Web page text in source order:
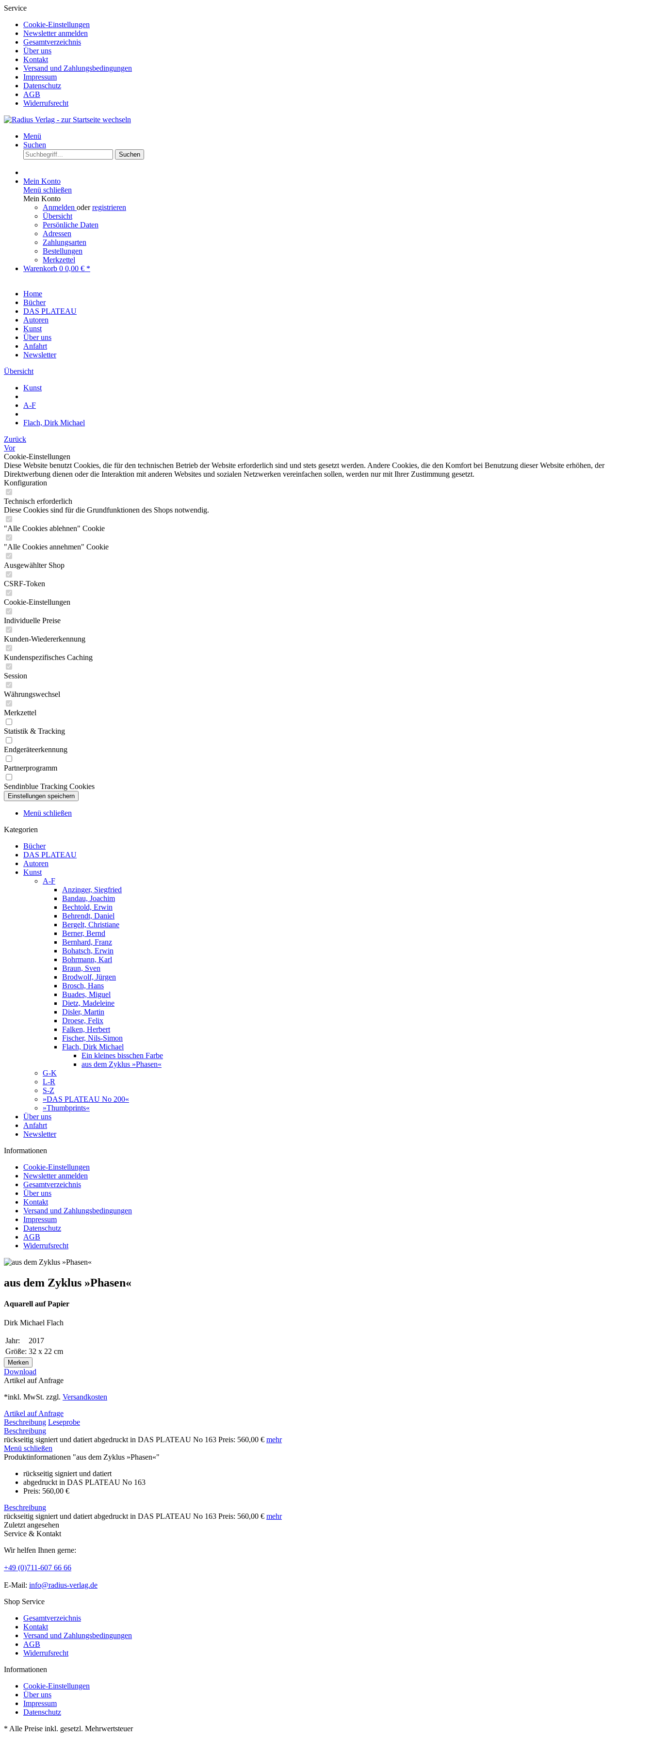
Service
Cookie-Einstellungen
Newsletter anmelden
Gesamtverzeichnis
Über uns
Kontakt
Versand und Zahlungsbedingungen
Impressum
Datenschutz
AGB
Widerrufsrecht
Menü
Suchen
Suchen
Mein Konto
Menü schließen
Mein Konto
Anmelden oderregistrieren
Übersicht
Persönliche Daten
Adressen
Zahlungsarten
Bestellungen
Merkzettel
Warenkorb 0 0,00 € *
Home
Bücher
DAS PLATEAU
Autoren
Kunst
Über uns
Anfahrt
Newsletter
Übersicht
Kunst
A-F
Flach, Dirk Michael
Zurück
Vor
Cookie-Einstellungen
Diese Website benutzt Cookies, die für den technischen Betrieb der Website erforderlich sind und stets gesetzt werden. Andere Cookies, die den Komfort bei Benutzung dieser Website erhöhen, der
Direktwerbung dienen oder die Interaktion mit anderen Websites und sozialen Netzwerken vereinfachen sollen, werden nur mit Ihrer Zustimmung gesetzt.
Konfiguration
Technisch erforderlich
Diese Cookies sind für die Grundfunktionen des Shops notwendig.
"Alle Cookies ablehnen" Cookie
"Alle Cookies annehmen" Cookie
Ausgewählter Shop
CSRF-Token
Cookie-Einstellungen
Individuelle Preise
Kunden-Wiedererkennung
Kundenspezifisches Caching
Session
Währungswechsel
Merkzettel
Statistik & Tracking
Endgeräteerkennung
Partnerprogramm
Sendinblue Tracking Cookies
Menü schließen
Kategorien
Bücher
DAS PLATEAU
Autoren
Kunst
A-F
Anzinger, Siegfried
Bandau, Joachim
Bechtold, Erwin
Behrendt, Daniel
Bergelt, Christiane
Berner, Bernd
Bernhard, Franz
Bohatsch, Erwin
Bohrmann, Karl
Braun, Sven
Brodwolf, Jürgen
Brosch, Hans
Buades, Miguel
Dietz, Madeleine
Disler, Martin
Droese, Felix
Falken, Herbert
Fischer, Nils-Simon
Flach, Dirk Michael
Ein kleines bisschen Farbe
aus dem Zyklus »Phasen«
G-K
L-R
S-Z
»DAS PLATEAU No 200«
»Thumbprints«
Über uns
Anfahrt
Newsletter
Informationen
Cookie-Einstellungen
Newsletter anmelden
Gesamtverzeichnis
Über uns
Kontakt
Versand und Zahlungsbedingungen
Impressum
Datenschutz
AGB
Widerrufsrecht
aus dem Zyklus »Phasen«
Aquarell auf Papier
Dirk Michael Flach
Jahr:
2017
Größe: 32 x 22 cm
Merken
Download
Artikel auf Anfrage
*inkl. MwSt. zzgl. Versandkosten
Artikel auf Anfrage
Beschreibung Leseprobe
Beschreibung
rückseitig signiert und datiert abgedruckt in DAS PLATEAU No 163 Preis: 560,00 € mehr
Menü schließen
Produktinformationen "aus dem Zyklus »Phasen«"
rückseitig signiert und datiert
abgedruckt in DAS PLATEAU No 163
Preis: 560,00 €
Beschreibung
rückseitig signiert und datiert abgedruckt in DAS PLATEAU No 163 Preis: 560,00 € mehr
Zuletzt angesehen
Service & Kontakt
Wir helfen Ihnen gerne:
+49 (0)711-607 66 66
E-Mail: info@radius-verlag.de
Shop Service
Gesamtverzeichnis
Kontakt
Versand und Zahlungsbedingungen
AGB
Widerrufsrecht
Informationen
Cookie-Einstellungen
Über uns
Impressum
Datenschutz
* Alle Preise inkl. gesetzl. Mehrwertsteuer